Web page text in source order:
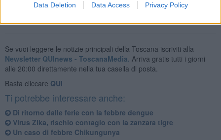
Data Deletion Data Access Privacy Policy
Se vuoi leggere le notizie principali della Toscana iscriviti alla
Newsletter QUInews - ToscanaMedia. Arriva gratis tutti i giorni
alle 20:00 direttamente nella tua casella di posta.
Basta cliccare QUI
Ti potrebbe interessare anche:
Di ritorno dalle ferie con la febbre dengue
Virus Zika, rischio contagio con la zanzara tigre
Un caso di febbre Chikungunya